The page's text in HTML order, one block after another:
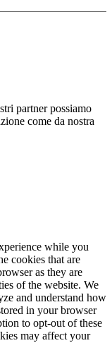
partner possiamo
come da nostra
while you
cookies that are
as they are
of the website. We
and understand how
in your browser
to opt-out of these
may affect your